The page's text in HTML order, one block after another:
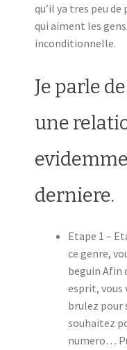
qu’il ya tres peu
qui aiment les
inconditionnelle.
Je parle
une
derniere.
Etape 1 –
ce genre,
beguin Afin
esprit, vous
brulez pour
souhaitez
numero…